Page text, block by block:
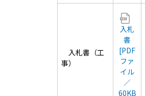
入札書（工
事）
入札
書
[PDF
ファ
イル
／
60KB